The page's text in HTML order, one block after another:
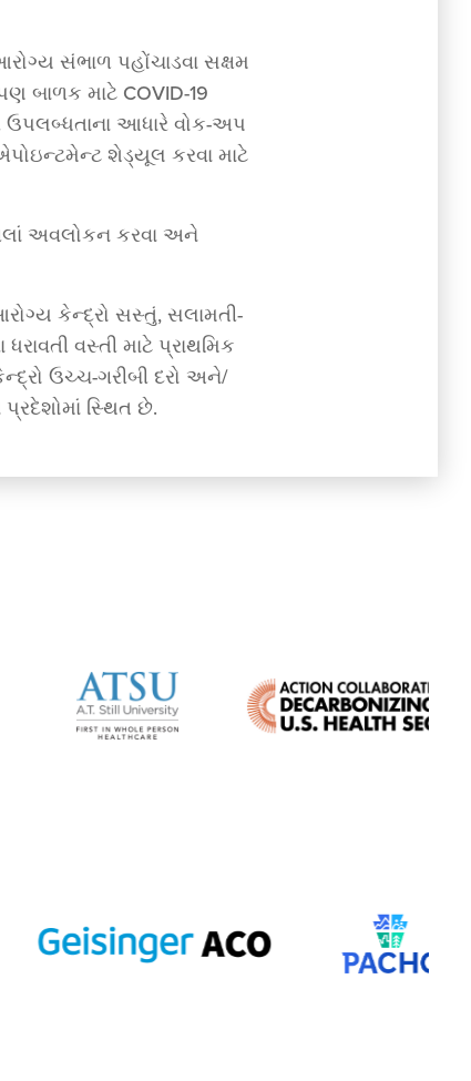
સંભાળ પહોંચાડવા સક્ષમ
બાળક માટે COVID-19
ઉપલબ્ધતાના આધારે વોક-અપ
શેડ્યૂલ કરવા માટે
અવલોકન કરવા અને
કેન્દ્રો સસ્તું, સલામતી-
વસ્તી માટે પ્રાથમિક
ઉચ્ચ-ગરીબી દરો અને/
સ્થિત છે.